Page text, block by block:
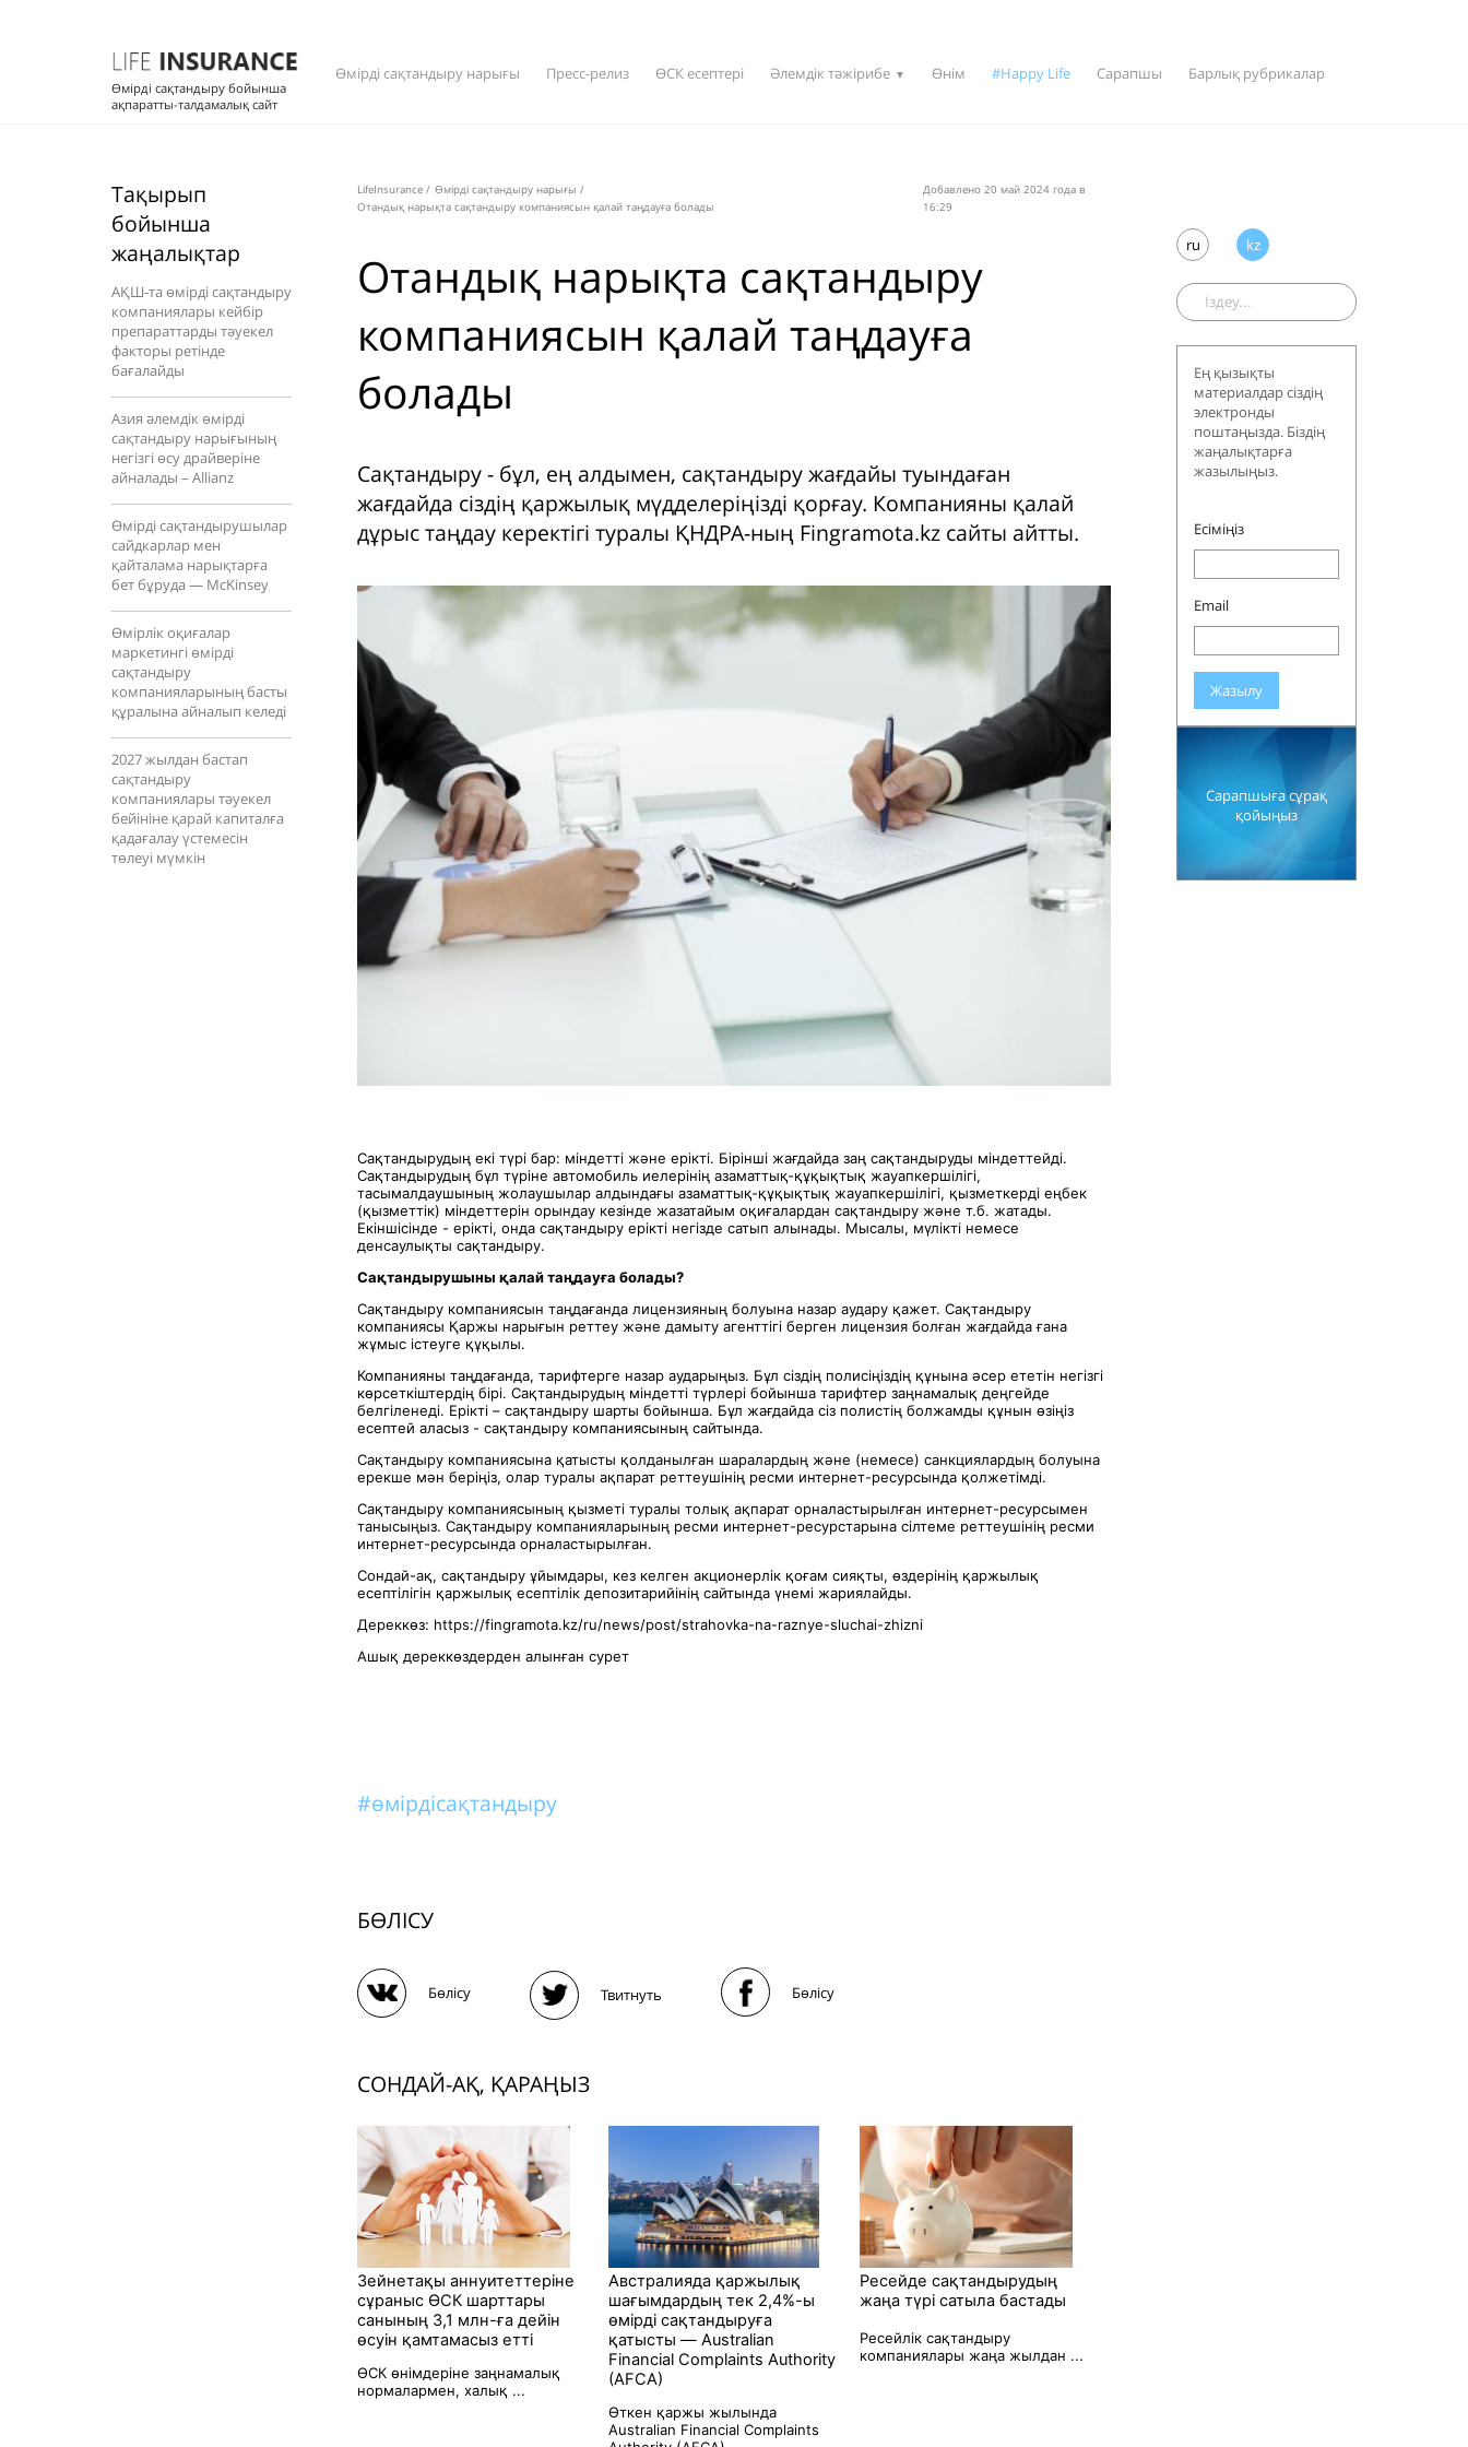
Өмірді сақтандыру бойынша
ақпаратты-талдамалық сайт
Өмірді сақтандыру нарығы Пресс-релиз ӨСК есептері Әлемдік тәжірибе ▼ Өнім #Happy Life Сарапшы Барлық рубрикалар
Тақырып
бойынша
жаңалықтар
АҚШ-та өмірді сақтандыру
компаниялары кейбір
препараттарды тәуекел
факторы ретінде
бағалайды
Азия әлемдік өмірді
сақтандыру нарығының
негізгі өсу драйверіне
айналады – Allianz
Өмірді сақтандырушылар
сайдкарлар мен
қайталама нарықтарға
бет бұруда — McKinsey
Өмірлік оқиғалар
маркетингі өмірді
сақтандыру
компанияларының басты
құралына айналып келеді
2027 жылдан бастап
сақтандыру
компаниялары тәуекел
бейініне қарай капиталға
қадағалау үстемесін
төлеуі мүмкін
LifeInsurance / Өмірді сақтандыру нарығы /
Отандық нарықта сақтандыру компаниясын қалай таңдауға болады
Добавлено 20 май 2024 года в
16:29
Отандық нарықта сақтандыру
компаниясын қалай таңдауға
болады
Сақтандыру - бұл, ең алдымен, сақтандыру жағдайы туындаған
жағдайда сіздің қаржылық мүдделеріңізді қорғау. Компанияны қалай
дұрыс таңдау керектігі туралы ҚНДРА-ның Fingramota.kz сайты айтты.
Сақтандырудың екі түрі бар: міндетті және ерікті. Бірінші жағдайда заң сақтандыруды міндеттейді.
Сақтандырудың бұл түріне автомобиль иелерінің азаматтық-құқықтық жауапкершілігі,
тасымалдаушының жолаушылар алдындағы азаматтық-құқықтық жауапкершілігі, қызметкерді еңбек
(қызметтік) міндеттерін орындау кезінде жазатайым оқиғалардан сақтандыру және т.б. жатады.
Екіншісінде - ерікті, онда сақтандыру ерікті негізде сатып алынады. Мысалы, мүлікті немесе
денсаулықты сақтандыру.
Сақтандырушыны қалай таңдауға болады?
Сақтандыру компаниясын таңдағанда лицензияның болуына назар аудару қажет. Сақтандыру
компаниясы Қаржы нарығын реттеу және дамыту агенттігі берген лицензия болған жағдайда ғана
жұмыс істеуге құқылы.
Компанияны таңдағанда, тарифтерге назар аударыңыз. Бұл сіздің полисіңіздің құнына әсер ететін негізгі
көрсеткіштердің бірі. Сақтандырудың міндетті түрлері бойынша тарифтер заңнамалық деңгейде
белгіленеді. Ерікті – сақтандыру шарты бойынша. Бұл жағдайда сіз полистің болжамды құнын өзіңіз
есептей аласыз - сақтандыру компаниясының сайтында.
Сақтандыру компаниясына қатысты қолданылған шаралардың және (немесе) санкциялардың болуына
ерекше мән беріңіз, олар туралы ақпарат реттеушінің ресми интернет-ресурсында қолжетімді.
Сақтандыру компаниясының қызметі туралы толық ақпарат орналастырылған интернет-ресурсымен
танысыңыз. Сақтандыру компанияларының ресми интернет-ресурстарына сілтеме реттеушінің ресми
интернет-ресурсында орналастырылған.
Сондай-ақ, сақтандыру ұйымдары, кез келген акционерлік қоғам сияқты, өздерінің қаржылық
есептілігін қаржылық есептілік депозитарийінің сайтында үнемі жариялайды.
Дереккөз: https://fingramota.kz/ru/news/post/strahovka-na-raznye-sluchai-zhizni
Ашық дереккөздерден алынған сурет
#өмірдісақтандыру
БӨЛІСУ
Бөлісу Твитнуть Бөлісу
СОНДАЙ-АҚ, ҚАРАҢЫЗ
Зейнетақы аннуитеттеріне
сұраныс ӨСК шарттары
санының 3,1 млн-ға дейін
өсуін қамтамасыз етті
ӨСК өнімдеріне заңнамалық
нормалармен, халық ...
Австралияда қаржылық
шағымдардың тек 2,4%-ы
өмірді сақтандыруға
қатысты — Australian
Financial Complaints Authority
(AFCA)
Өткен қаржы жылында
Australian Financial Complaints
Ресейде сақтандырудың
жаңа түрі сатыла бастады
Ресейлік сақтандыру
компаниялары жаңа жылдан ...
ru kz
Ең қызықты
материалдар сіздің
электронды
поштаңызда. Біздің
жаңалықтарға
жазылыңыз.
Есіміңіз
Email
Жазылу
Сарапшыға сұрақ
қойыңыз